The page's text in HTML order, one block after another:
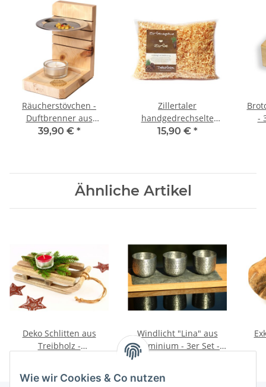
Wie wir Cookies & Co nutzen
Räucherstövchen -
Duftbrenner aus
Zirbenholz -
39,90 € *
Zillertaler
handgedrechselte
Zirbenspäne
15,90 € *
-
Ähnliche Artikel
Deko Schlitten aus
Treibholz -
Teelichtglas und
Metallstern
Windlicht "Lina" aus
Aluminium - 3er Set -